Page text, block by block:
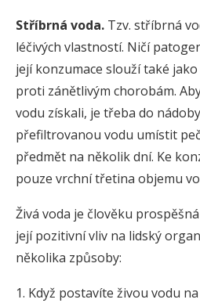
Stříbrná voda. Tzv. stříbrná
léčivých vlastností. Ničí
její konzumace slouží také
proti zánětlivým chorobám.
vodu získali, je třeba do
přefiltrovanou vodu umístit
předmět na několik dní. Ke
pouze vrchní třetina objemu
Živá voda je člověku
její pozitivní vliv na lidský
několika způsoby:
1. Když postavíte živou vodu